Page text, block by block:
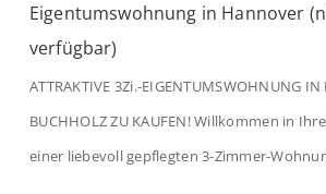
Eigentumswohnung in Hannover
verfügbar)
ATTRAKTIVE 3Zi.-EIGENTUMSWOHNUNG IN
BUCHHOLZ ZU KAUFEN! Willkommen in
einer liebevoll gepflegten 3-Zimmer-